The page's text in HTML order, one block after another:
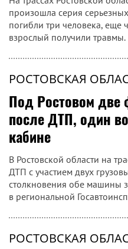
произошла серия
погибли три человека, еще
взрослый получили травмы.
РОСТОВСКАЯ
Под Ростовом
после ДТП, один
кабине
В Ростовской области на
ДТП с участием двух
столкновения обе машины
в региональной
РОСТОВСКАЯ